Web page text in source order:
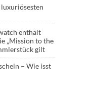
enthält
„Mission to the
gilt
– Wie isst